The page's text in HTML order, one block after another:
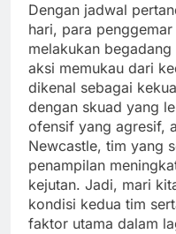
Dengan jadwal
hari, para
melakukan
aksi memukau dari
dikenal sebagai
dengan skuad yang
ofensif yang agresif,
Newcastle, tim yang
penampilan
kejutan. Jadi, mari
kondisi kedua tim
faktor utama dalam